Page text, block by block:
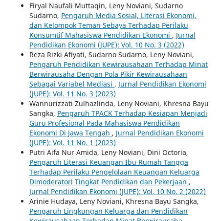
Firyal Naufali Muttaqin, Leny Noviani, Sudarno
Sudarno, Pengaruh Media Sosial, Literasi Ekonomi,
dan Kelompok Teman Sebaya Terhadap Perilaku
Konsumtif Mahasiswa Pendidikan Ekonomi , Jurnal
Pendidikan Ekonomi (JUPE): Vol. 10 No. 3 (2022)
Reza Rizki Afiyati, Sudarno Sudarno, Leny Noviani,
Pengaruh Pendidikan Kewirausahaan Terhadap Minat
Berwirausaha Dengan Pola Pikir Kewirausahaan
Sebagai Variabel Mediasi , Jurnal Pendidikan Ekonomi
(JUPE): Vol. 11 No. 3 (2023)
Wannurizzati Zulhazlinda, Leny Noviani, Khresna Bayu
Sangka, Pengaruh TPACK Terhadap Kesiapan Menjadi
Guru Profesional Pada Mahasiswa Pendidikan
Ekonomi Di Jawa Tengah , Jurnal Pendidikan Ekonomi
(JUPE): Vol. 11 No. 1 (2023)
Putri Aifa Nur Amida, Leny Noviani, Dini Octoria,
Pengaruh Literasi Keuangan Ibu Rumah Tangga
Terhadap Perilaku Pengelolaan Keuangan Keluarga
Dimoderatori Tingkat Pendidikan dan Pekerjaan ,
Jurnal Pendidikan Ekonomi (JUPE): Vol. 10 No. 2 (2022)
Arinie Hudaya, Leny Noviani, Khresna Bayu Sangka,
Pengaruh Lingkungan Keluarga dan Pendidikan